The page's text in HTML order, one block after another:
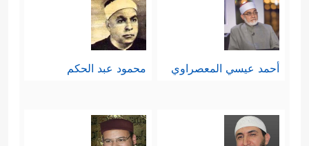
الزمن، فيتلقَّاه مَن يسمَعه في هذه الدار
ليتَّعِظ ويعتَبِر، ويتلقَّاه مَن في تلك الدار؛
ليزدادَ الطائِعُون سعادةً وحُبُورًا، ويزدادَ
إِلَیۡكُمۡ یَـٰبَنِیۤ ءَادَمَ أَن لَّا تَعۡبُدُواْ ٱلشَّیۡطَـٰنَۖ إِنَّهُۥ لَكُمۡ عَدُوࣱّ
أحمد عيسي المعصراوي محمود عبد الحكم